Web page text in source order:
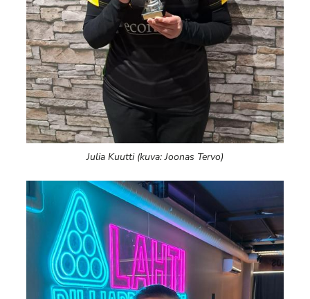
Julia Kuutti (kuva: Joonas Tervo)